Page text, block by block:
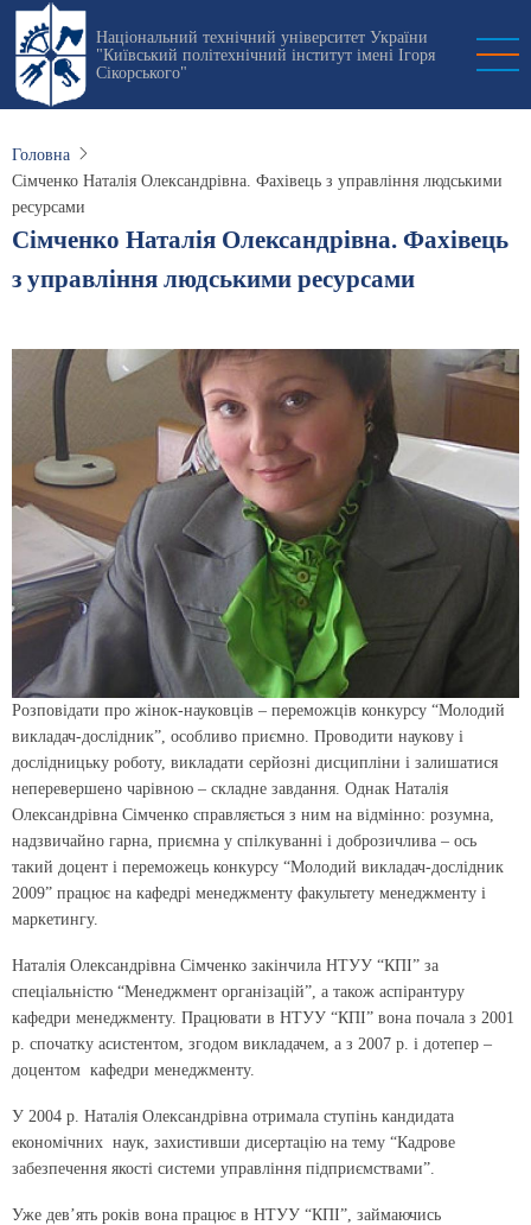
Перейти
основного
вмісту
Національний технічний університет України
"Київський політехнічний інститут імені Ігоря
Сікорського"
Головна
Сімченко Наталія Олександрівна. Фахівець з управління людськими
ресурсами
Сімченко Наталія Олександрівна. Фахівець
з управління людськими ресурсами
Розповідати про жінок-науковців – переможців конкурсу “Молодий
викладач-дослідник”, особливо приємно. Проводити наукову і
дослідницьку роботу, викладати серйозні дисципліни і залишатися
неперевершено чарівною – складне завдання. Однак Наталія
Олександрівна Сімченко справляється з ним на відмінно: розумна,
надзвичайно гарна, приємна у спілкуванні і доброзичлива – ось
такий доцент і переможець конкурсу “Молодий викладач-дослідник
2009” працює на кафедрі менеджменту факультету менеджменту і
маркетингу.
Наталія Олександрівна Сімченко закінчила НТУУ “КПІ” за
спеціальністю “Менеджмент організацій”, а також аспірантуру
кафедри менеджменту. Працювати в НТУУ “КПІ” вона почала з 2001
р. спочатку асистентом, згодом викладачем, а з 2007 р. і дотепер –
доцентом кафедри менеджменту.
У 2004 р. Наталія Олександрівна отримала ступінь кандидата
економічних наук, захистивши дисертацію на тему “Кадрове
забезпечення якості системи управління підприємствами”.
Уже дев’ять років вона працює в НТУУ “КПІ”, займаючись